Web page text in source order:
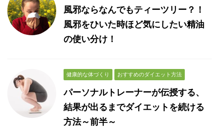
風邪ならなんでもティーツリー？！
風邪をひいた時ほど気にしたい精油
の使い分け！
健康的な体づくり おすすめのダイエット方法
パーソナルトレーナーが伝授する、
結果が出るまでダイエットを続ける
方法～前半～